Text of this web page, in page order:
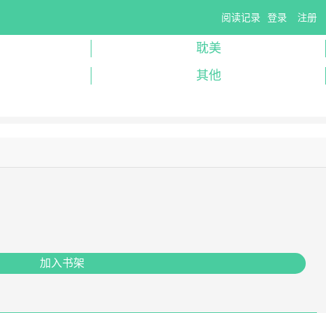
阅读记录 登录 注册
耽美
其他
加入书架